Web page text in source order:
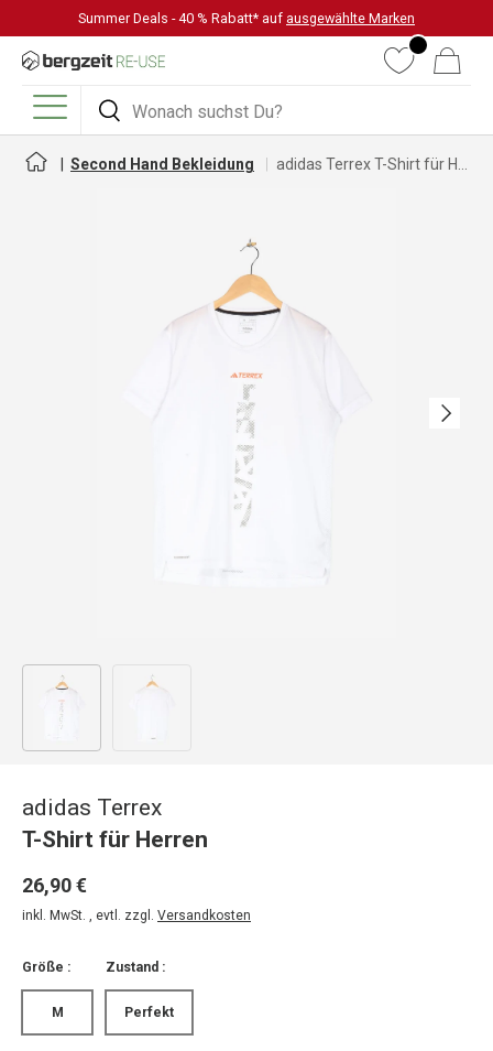
DIREKT ZUM INHALT
Summer Deals - 40 % Rabatt* auf ausgewählte Marken
Suchen
Suchen
WunschlisteWarenkorb
Menü
Second Hand Bekleidung
Nächste
Bild 1 in Galerieansicht laden
adidas Terrex
T-Shirt für Herren
26,90 €
inkl. MwSt. , evtl. zzgl. Versandkosten
Größe :
M
Zustand :
Perfekt